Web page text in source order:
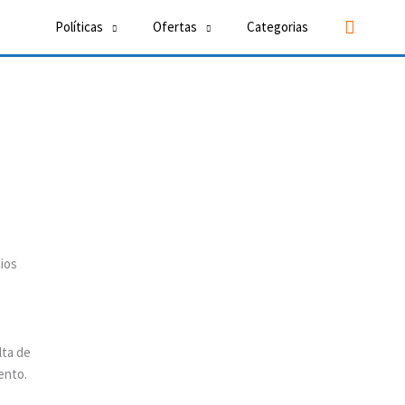
Políticas Ofertas Categorias Buscar
de